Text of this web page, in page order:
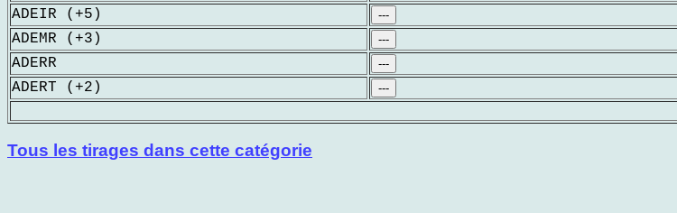
ADEIR (+5) ---
ADEMR (+3) ---
ADERR ---
ADERT (+2) ---
Tous les tirages dans cette catégorie